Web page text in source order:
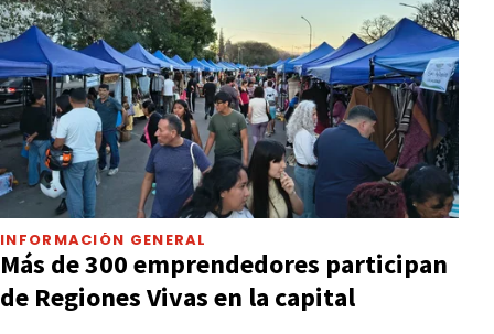
INFORMACIÓN GENERAL
Más de 300 emprendedores participan
de Regiones Vivas en la capital